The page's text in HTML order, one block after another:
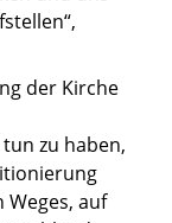
der Kirche
zu haben,
auf